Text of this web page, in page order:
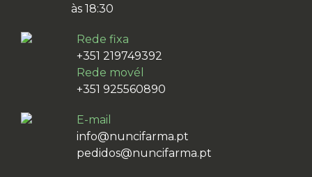
às 18:30
Rede fixa
+351 219749392
Rede movél
+351 925560890
E-mail
info@nuncifarma.pt
pedidos@nuncifarma.pt